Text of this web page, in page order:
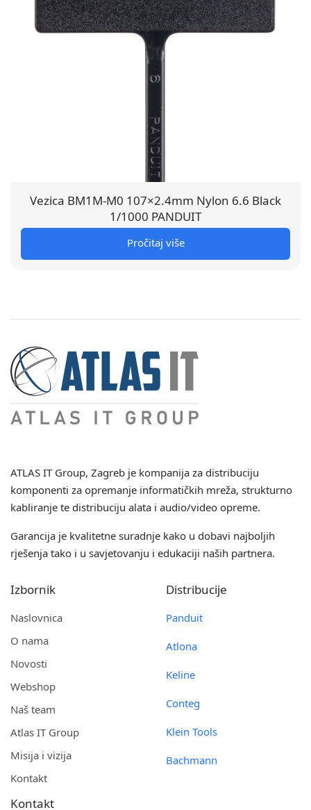
Vezica BM1M-M0 107×2.4mm Nylon 6.6 Black
1/1000 PANDUIT
Pročitaj više
ATLAS IT Group, Zagreb je kompanija za distribuciju
komponenti za opremanje informatičkih mreža, strukturno
kabliranje te distribuciju alata i audio/video opreme.
Garancija je kvalitetne suradnje kako u dobavi najboljih
rješenja tako i u savjetovanju i edukaciji naših partnera.
Izbornik
Naslovnica
O nama
Novosti
Webshop
Naš team
Atlas IT Group
Misija i vizija
Kontakt
Distribucije
Panduit
Atlona
Keline
Conteg
Klein Tools
Bachmann
Kontakt